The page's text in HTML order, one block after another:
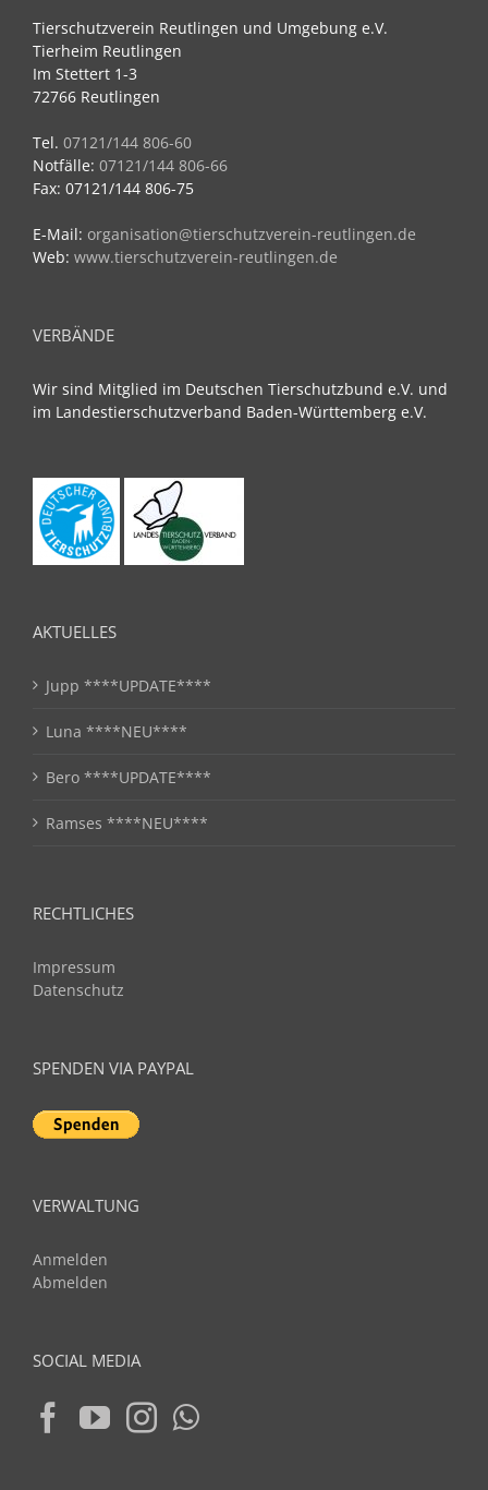
Tierschutzverein Reutlingen und Umgebung e.V.
Tierheim Reutlingen
Im Stettert 1-3
72766 Reutlingen
Tel. 07121/144 806-60
Notfälle: 07121/144 806-66
Fax: 07121/144 806-75
E-Mail: organisation@tierschutzverein-reutlingen.de
Web: www.tierschutzverein-reutlingen.de
VERBÄNDE
Wir sind Mitglied im Deutschen Tierschutzbund e.V. und
im Landestierschutzverband Baden-Württemberg e.V.
AKTUELLES
Jupp ****UPDATE****
Luna ****NEU****
Bero ****UPDATE****
Ramses ****NEU****
RECHTLICHES
Impressum
Datenschutz
SPENDEN VIA PAYPAL
VERWALTUNG
Anmelden
Abmelden
SOCIAL MEDIA